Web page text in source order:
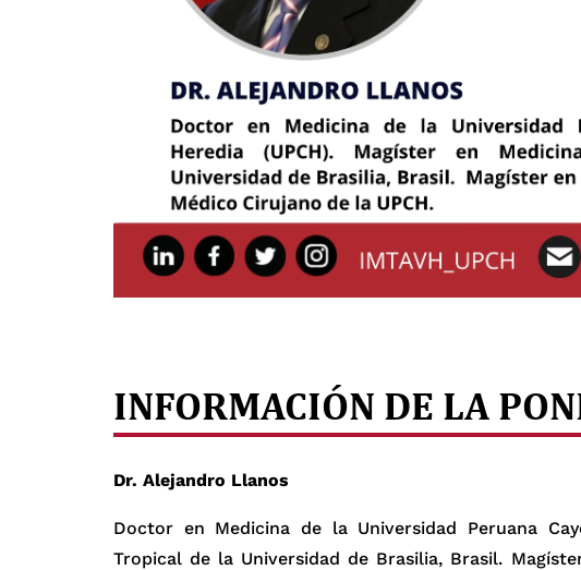
INFORMACIÓN DE LA
Dr. Alejandro Llanos
Doctor en Medicina de la Universidad Peruana
Tropical de la Universidad de Brasilia, Brasil.